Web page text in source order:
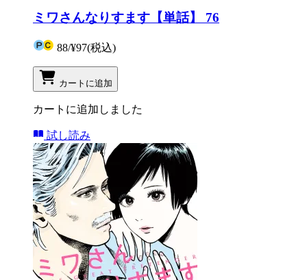
ミワさんなりすます【単話】 76
88/¥97(税込)
カートに追加
カートに追加しました
試し読み